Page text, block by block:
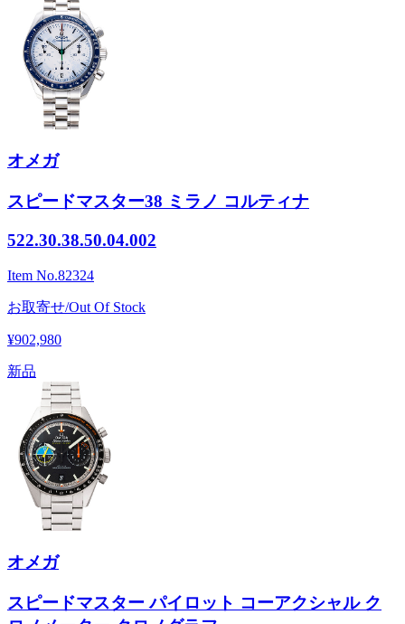
オメガ
スピードマスター38 ミラノ コルティナ
522.30.38.50.04.002
Item No.82324
お取寄せ/Out Of Stock
¥902,980
新品
オメガ
スピードマスター パイロット コーアクシャル ク